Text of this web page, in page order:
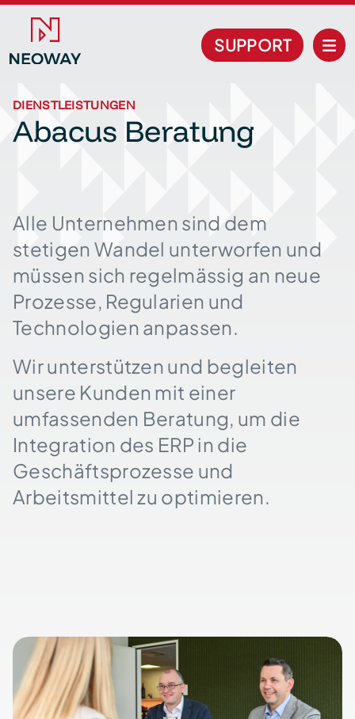
SUPPORT
DIENSTLEISTUNGEN
Abacus Beratung
Alle Unternehmen sind dem
stetigen Wandel unterworfen und
müssen sich regelmässig an neue
Prozesse, Regularien und
Technologien anpassen.
Wir unterstützen und begleiten
unsere Kunden mit einer
umfassenden Beratung, um die
Integration des ERP in die
Geschäftsprozesse und
Arbeitsmittel zu optimieren.